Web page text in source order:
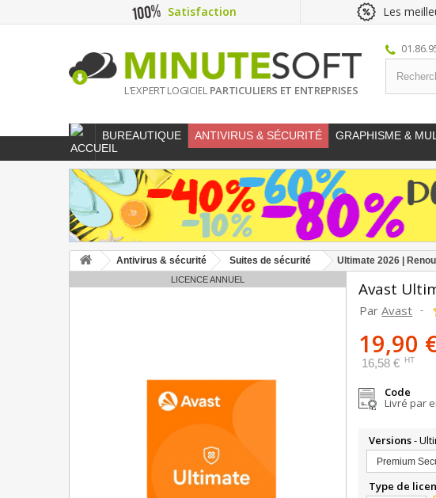
Satisfaction Les
L'EXPERT LOGICIEL PARTICULIERS ET ENTREPRISES
BUREAUTIQUE ANTIVIRUS & SÉCURITÉ GRAPHISME &
Antivirus & sécurité Suites de sécurité Ultimate 2026 |
LICENCE ANNUEL Avast
ParAvast -
19,90
16,58 € HT
Code
Livré par
Versions-
Premium
Type de